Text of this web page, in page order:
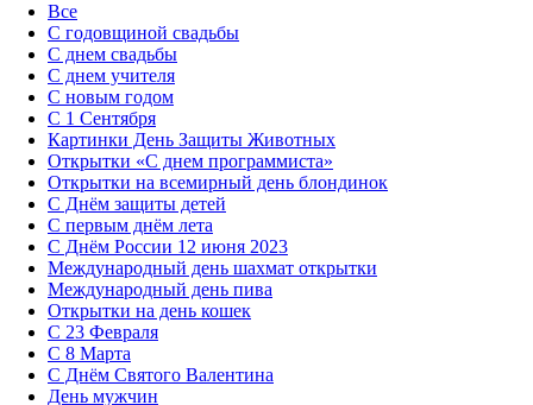
Все
С годовщиной свадьбы
С днем свадьбы
С днем учителя
С новым годом
С 1 Сентября
Картинки День Защиты Животных
Открытки «‎С днем программиста»‎
Открытки на всемирный день блондинок
С Днём защиты детей
С первым днём лета
С Днём России 12 июня 2023
Международный день шахмат открытки
Международный день пива
Открытки на день кошек
С 23 Февраля
С 8 Марта
С Днём Святого Валентина
День мужчин